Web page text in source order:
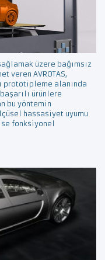
üzere bağımsız
AVROTAS,
prototipleme alanında
ürünlere
bu yöntemin
hassasiyet uyumu
fonksiyonel